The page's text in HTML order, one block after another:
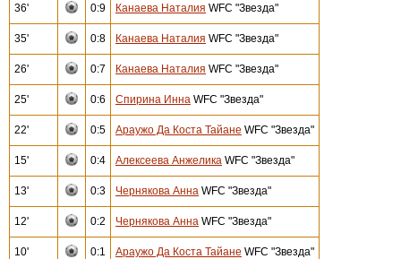
36' 0:9 Канаева Наталия WFC "Звезда"
35' 0:8 Канаева Наталия WFC "Звезда"
26' 0:7 Канаева Наталия WFC "Звезда"
25' 0:6 Спирина Инна WFC "Звезда"
22' 0:5 Араужо Да Коста Тайане WFC "Звезда"
15' 0:4 Алексеева Анжелика WFC "Звезда"
13' 0:3 Чернякова Анна WFC "Звезда"
12' 0:2 Чернякова Анна WFC "Звезда"
10' 0:1 Араужо Да Коста Тайане WFC "Звезда"